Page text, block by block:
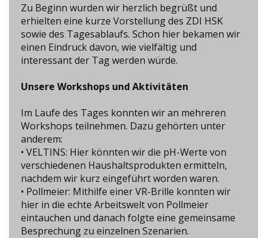
Zu Beginn wurden wir herzlich begrüßt und
erhielten eine kurze Vorstellung des ZDI HSK
sowie des Tagesablaufs. Schon hier bekamen wir
einen Eindruck davon, wie vielfältig und
interessant der Tag werden würde.
Unsere Workshops und Aktivitäten
Im Laufe des Tages konnten wir an mehreren
Workshops teilnehmen. Dazu gehörten unter
anderem:
• VELTINS: Hier könnten wir die pH-Werte von
verschiedenen Haushaltsprodukten ermitteln,
nachdem wir kurz eingeführt worden waren.
• Pollmeier: Mithilfe einer VR-Brille konnten wir
hier in die echte Arbeitswelt von Pollmeier
eintauchen und danach folgte eine gemeinsame
Besprechung zu einzelnen Szenarien.